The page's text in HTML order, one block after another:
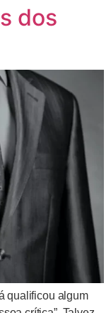
dos
qualificou algum